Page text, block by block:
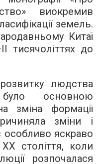
виокремив
земель.
Китаї
тисячоліттях до
розвитку людства
основною
зміна формації
зміни і
яскраво
століття, коли
розпочалася